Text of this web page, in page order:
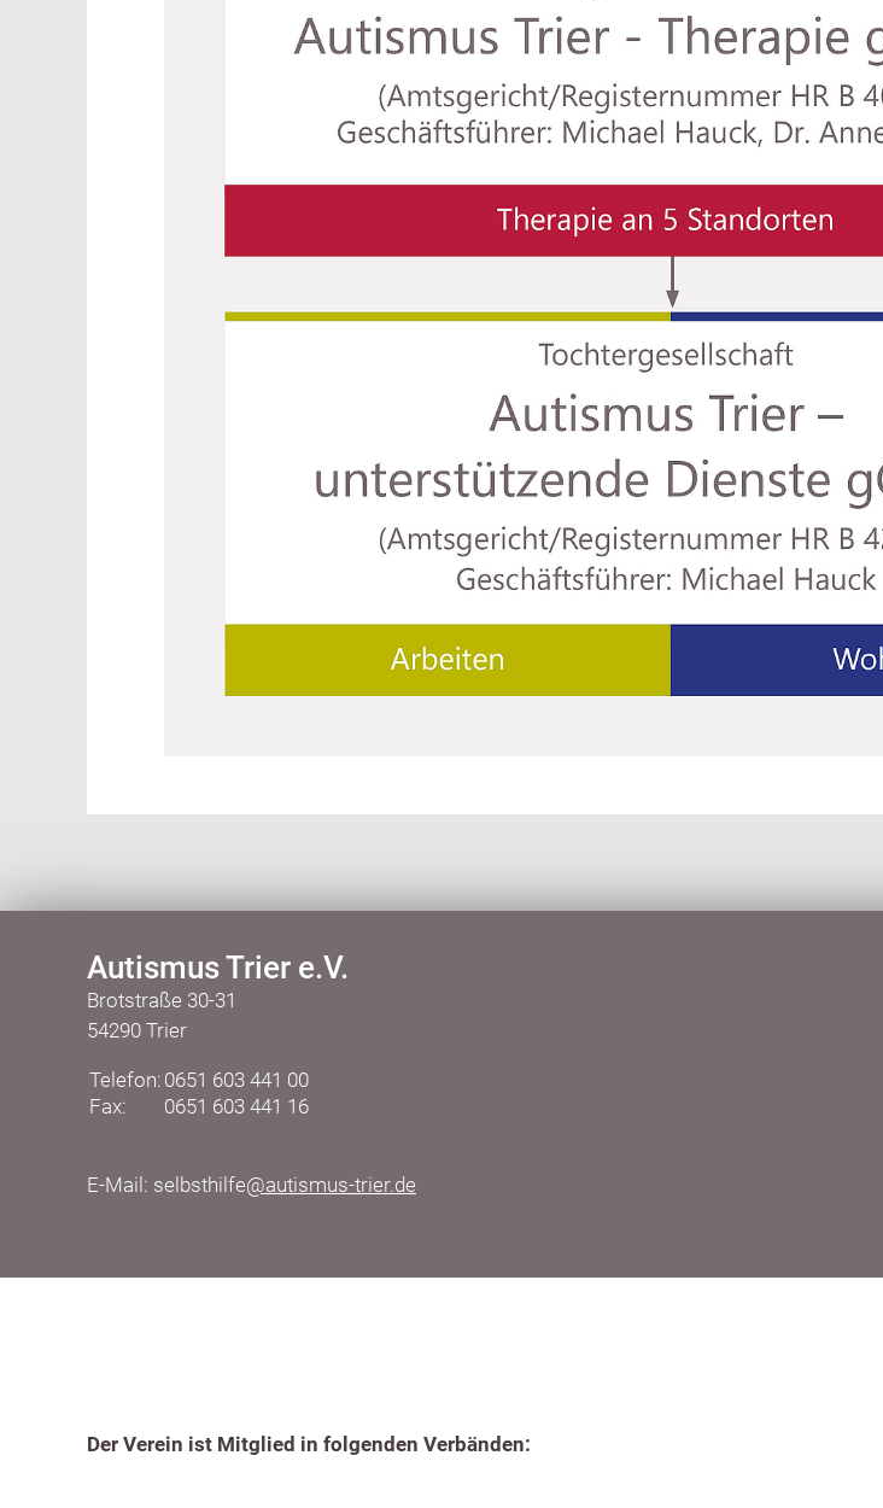
Autismus Trier e.V.
Brotstraße 30-31
54290 Trier
Telefon: 0651 603 441 00
Fax:
0651 603 441 16
E-Mail: selbsthilfe@autismus-trier.de
Der Verein ist Mitglied in folgenden Verbänden: